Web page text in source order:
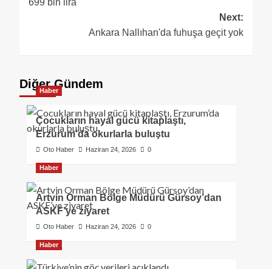
699 bin lira
Next:
Ankara Nallıhan'da fuhuşa geçit yok
Diğer Gündem
Haber
Çocukların hayal gücü kitaplaştı,
Erzurum’da okurlarla buluştu
Oto Haber Haziran 24, 2026 0
Haber
Artvin Orman Bölge Müdürü Gürsoy’dan
ASKF’ye ziyaret
Oto Haber Haziran 24, 2026 0
Haber